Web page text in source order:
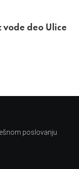
vode deo Ulice
poslovanju